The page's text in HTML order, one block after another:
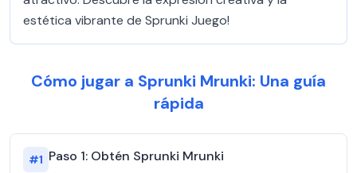
estética vibrante de Sprunki Juego!
Cómo jugar a Sprunki Mrunki: Una guía
rápida
#1 Paso 1: Obtén Sprunki Mrunki